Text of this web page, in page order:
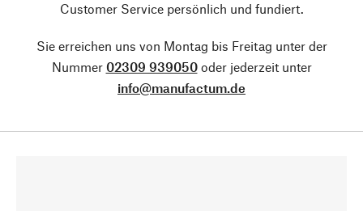
Customer Service persönlich und fundiert.
Sie erreichen uns von Montag bis Freitag unter der
Nummer 02309 939050oder jederzeit unter
info@manufactum.de